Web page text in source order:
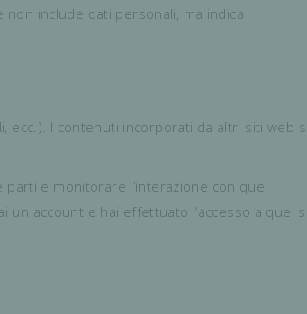
include dati personali, ma indica
ecc.). I contenuti incorporati da altri siti web si
e monitorare l’interazione con quel
account e hai effettuato l’accesso a quel